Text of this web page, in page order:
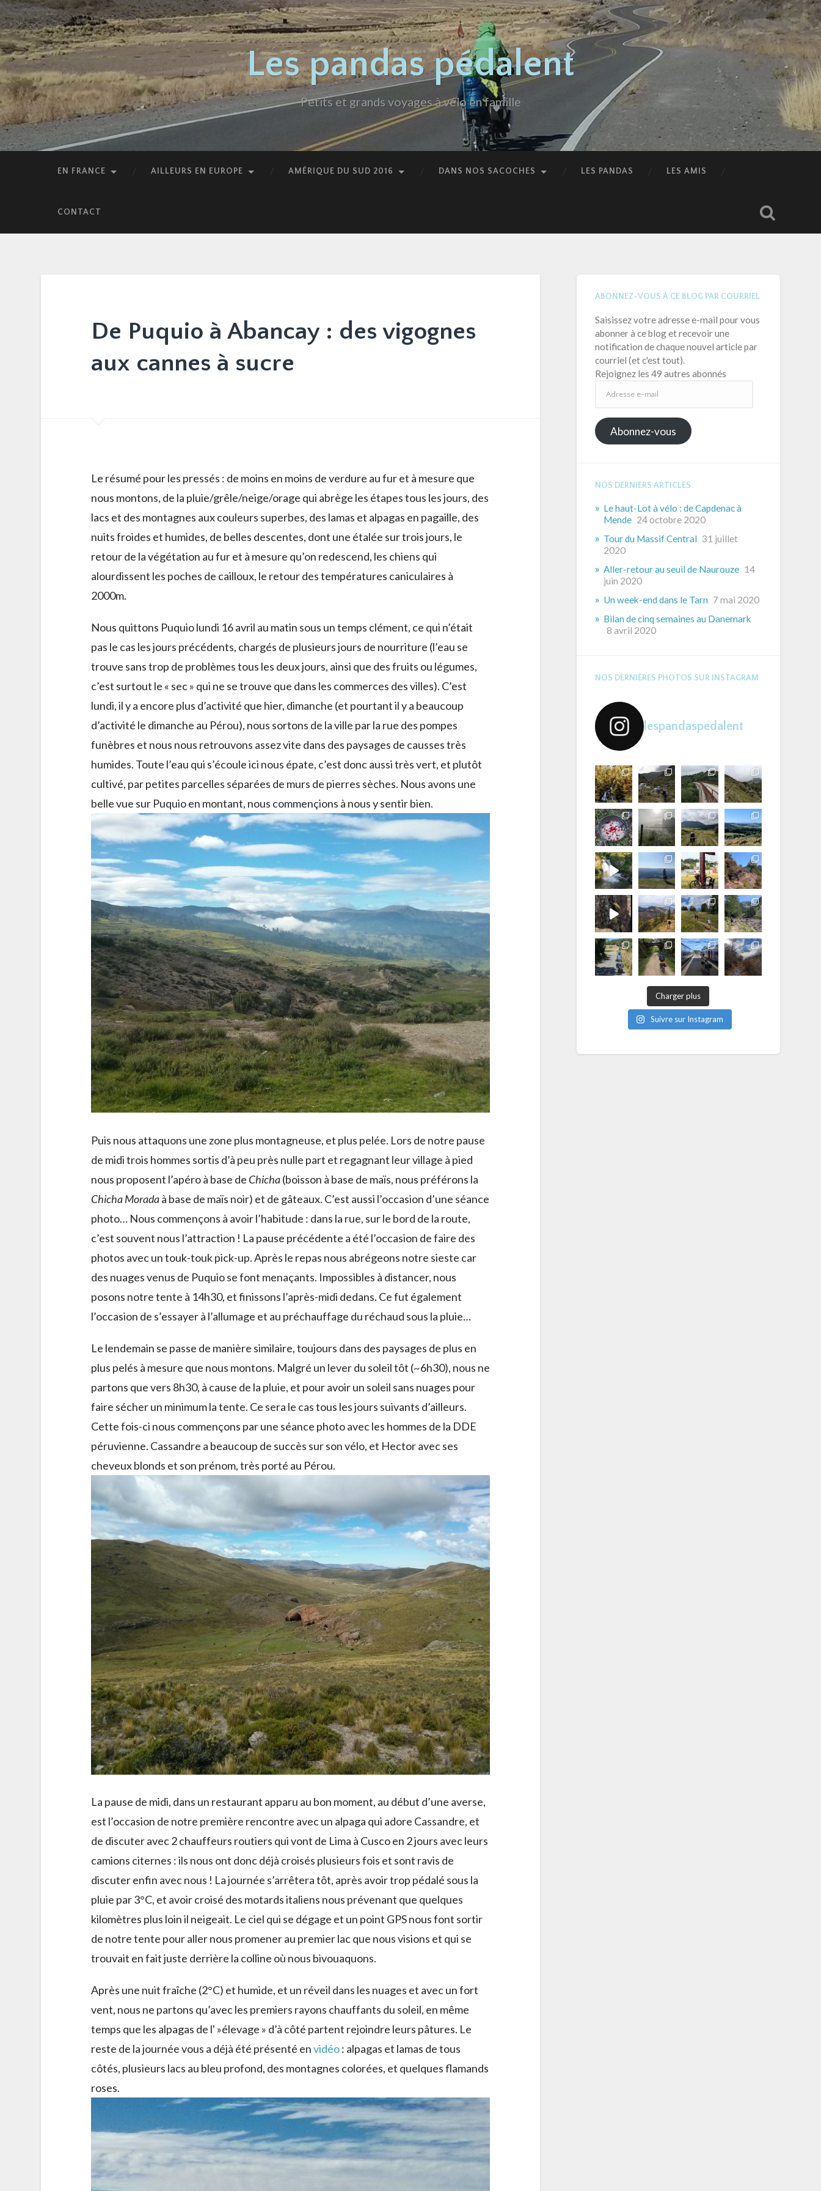
Accéder
au
contenu
principal
Recherche Les pandas pédalent
Petits et grands voyages à vélo en famille
EN FRANCE AILLEURS EN EUROPE AMÉRIQUE DU SUD 2016 DANS NOS SACOCHES LES PANDAS LES AMIS
CONTACT
De Puquio à Abancay : des vigognes
aux cannes à sucre
Le résumé pour les pressés : de moins en moins de verdure au fur et à mesure que
nous montons, de la pluie/grêle/neige/orage qui abrège les étapes tous les jours, des
lacs et des montagnes aux couleurs superbes, des lamas et alpagas en pagaille, des
nuits froides et humides, de belles descentes, dont une étalée sur trois jours, le
retour de la végétation au fur et à mesure qu’on redescend, les chiens qui
alourdissent les poches de cailloux, le retour des températures caniculaires à
2000m.
Nous quittons Puquio lundi 16 avril au matin sous un temps clément, ce qui n’était
pas le cas les jours précédents, chargés de plusieurs jours de nourriture (l’eau se
trouve sans trop de problèmes tous les deux jours, ainsi que des fruits ou légumes,
c’est surtout le « sec » qui ne se trouve que dans les commerces des villes). C’est
lundi, il y a encore plus d’activité que hier, dimanche (et pourtant il y a beaucoup
d’activité le dimanche au Pérou), nous sortons de la ville par la rue des pompes
funèbres et nous nous retrouvons assez vite dans des paysages de causses très
humides. Toute l’eau qui s’écoule ici nous épate, c’est donc aussi très vert, et plutôt
cultivé, par petites parcelles séparées de murs de pierres sèches. Nous avons une
belle vue sur Puquio en montant, nous commençions à nous y sentir bien.
Puis nous attaquons une zone plus montagneuse, et plus pelée. Lors de notre pause
de midi trois hommes sortis d’à peu près nulle part et regagnant leur village à pied
nous proposent l’apéro à base de Chicha(boisson à base de maïs, nous préférons la
Chicha Moradaà base de maïs noir) et de gâteaux. C’est aussi l’occasion d’une séance
photo… Nous commençons à avoir l’habitude : dans la rue, sur le bord de la route,
c’est souvent nous l’attraction ! La pause précédente a été l’occasion de faire des
photos avec un touk-touk pick-up. Après le repas nous abrégeons notre sieste car
des nuages venus de Puquio se font menaçants. Impossibles à distancer, nous
posons notre tente à 14h30, et finissons l’après-midi dedans. Ce fut également
l’occasion de s’essayer à l’allumage et au préchauffage du réchaud sous la pluie…
Le lendemain se passe de manière similaire, toujours dans des paysages de plus en
plus pelés à mesure que nous montons. Malgré un lever du soleil tôt (~6h30), nous ne
partons que vers 8h30, à cause de la pluie, et pour avoir un soleil sans nuages pour
faire sécher un minimum la tente. Ce sera le cas tous les jours suivants d’ailleurs.
Cette fois-ci nous commençons par une séance photo avec les hommes de la DDE
péruvienne. Cassandre a beaucoup de succès sur son vélo, et Hector avec ses
cheveux blonds et son prénom, très porté au Pérou.
La pause de midi, dans un restaurant apparu au bon moment, au début d’une averse,
est l’occasion de notre première rencontre avec un alpaga qui adore Cassandre, et
de discuter avec 2 chauffeurs routiers qui vont de Lima à Cusco en 2 jours avec leurs
camions citernes : ils nous ont donc déjà croisés plusieurs fois et sont ravis de
discuter enfin avec nous ! La journée s’arrêtera tôt, après avoir trop pédalé sous la
pluie par 3°C, et avoir croisé des motards italiens nous prévenant que quelques
kilomètres plus loin il neigeait. Le ciel qui se dégage et un point GPS nous font sortir
de notre tente pour aller nous promener au premier lac que nous visions et qui se
trouvait en fait juste derrière la colline où nous bivouaquons.
Après une nuit fraîche (2°C) et humide, et un réveil dans les nuages et avec un fort
vent, nous ne partons qu’avec les premiers rayons chauffants du soleil, en même
temps que les alpagas de l' »élevage » d’à côté partent rejoindre leurs pâtures. Le
reste de la journée vous a déjà été présenté envidéo: alpagas et lamas de tous
côtés, plusieurs lacs au bleu profond, des montagnes colorées, et quelques flamands
roses.
ABONNEZ-VOUS À CE BLOG PAR COURRIEL
Saisissez votre adresse e-mail pour vous
abonner à ce blog et recevoir une
notification de chaque nouvel article par
courriel (et c'est tout).
Rejoignez les 49 autres abonnés
Abonnez-vous
NOS DERNIERS ARTICLES
Le haut-Lot à vélo : de Capdenac à
Mende 24 octobre 2020
Tour du Massif Central 31 juillet
2020
Aller-retour au seuil de Naurouze 14
juin 2020
Un week-end dans le Tarn 7 mai 2020
Bilan de cinq semaines au Danemark
8 avril 2020
NOS DERNIÈRES PHOTOS SUR INSTAGRAM
lespandaspedalent
Charger plus
Suivre sur Instagram